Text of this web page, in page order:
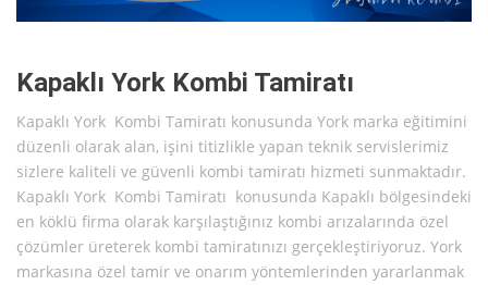
Kapaklı York Kombi Tamiratı
Kapaklı York Kombi Tamiratı konusunda York marka eğitimini
düzenli olarak alan, işini titizlikle yapan teknik servislerimiz
sizlere kaliteli ve güvenli kombi tamiratı hizmeti sunmaktadır.
Kapaklı York Kombi Tamiratı konusunda Kapaklı bölgesindeki
en köklü firma olarak karşılaştığınız kombi arızalarında özel
çözümler üreterek kombi tamiratınızı gerçekleştiriyoruz. York
markasına özel tamir ve onarım yöntemlerinden yararlanmak